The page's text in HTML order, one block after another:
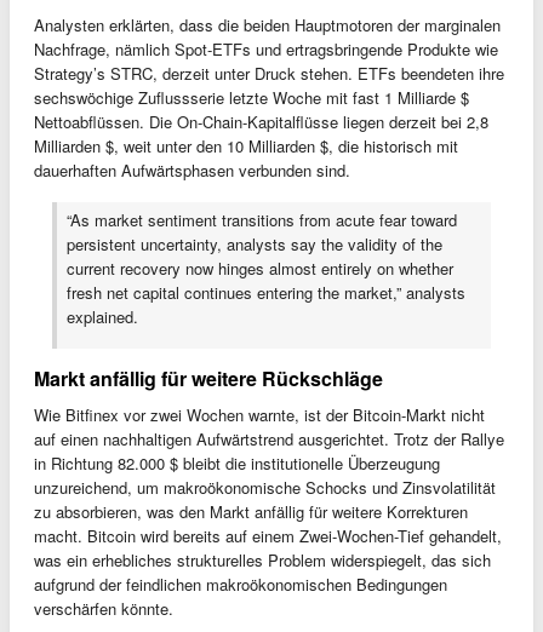
Analysten erklärten, dass die beiden Hauptmotoren der marginalen
Nachfrage, nämlich Spot-ETFs und ertragsbringende Produkte wie
Strategy’s STRC, derzeit unter Druck stehen. ETFs beendeten ihre
sechswöchige Zuflussserie letzte Woche mit fast 1 Milliarde $
Nettoabflüssen. Die On-Chain-Kapitalflüsse liegen derzeit bei 2,8
Milliarden $, weit unter den 10 Milliarden $, die historisch mit
dauerhaften Aufwärtsphasen verbunden sind.
“As market sentiment transitions from acute fear toward
persistent uncertainty, analysts say the validity of the
current recovery now hinges almost entirely on whether
fresh net capital continues entering the market,” analysts
explained.
Markt anfällig für weitere Rückschläge
Wie Bitfinex vor zwei Wochen warnte, ist der Bitcoin-Markt nicht
auf einen nachhaltigen Aufwärtstrend ausgerichtet. Trotz der Rallye
in Richtung 82.000 $ bleibt die institutionelle Überzeugung
unzureichend, um makroökonomische Schocks und Zinsvolatilität
zu absorbieren, was den Markt anfällig für weitere Korrekturen
macht. Bitcoin wird bereits auf einem Zwei-Wochen-Tief gehandelt,
was ein erhebliches strukturelles Problem widerspiegelt, das sich
aufgrund der feindlichen makroökonomischen Bedingungen
verschärfen könnte.